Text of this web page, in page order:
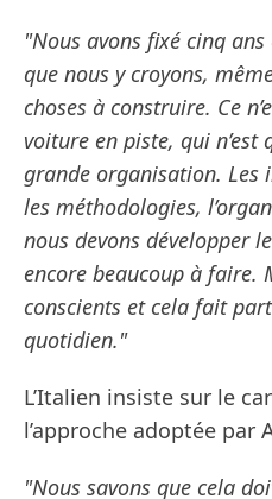
"Nous avons fixé cinq
que nous y croyons,
choses à construire. Ce
voiture en piste, qui n’est
grande organisation. Les
les méthodologies,
nous devons développer
encore beaucoup à faire.
conscients et cela fait
quotidien."
L’Italien insiste sur le
l’approche adoptée par
"Nous savons que cela